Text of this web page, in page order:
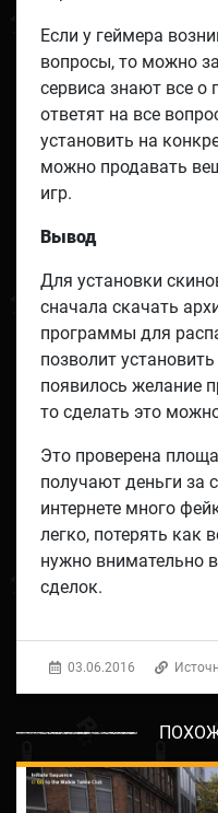
Если у геймера
вопросы, то можно
сервиса знают все о
ответят на все
установить на
можно продавать
игр.
Вывод
Для установки
сначала скачать
программы для
позволит
появилось желание
то сделать это
Это проверена
получают деньги за
интернете много
легко, потерять как
нужно внимательно
сделок.
03.06.2016